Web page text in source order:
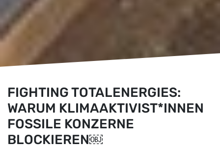
FIGHTING TOTALENERGIES:
WARUM KLIMAAKTIVIST*INNEN
FOSSILE KONZERNE
BLOCKIEREN￼